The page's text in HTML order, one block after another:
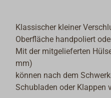
Klassischer kleiner
Oberfläche handpoliert
Mit der mitgelieferten
mm)
können nach dem
Schubladen oder Klappen